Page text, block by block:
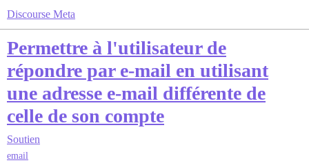
Discourse Meta
Permettre à l'utilisateur de
répondre par e-mail en utilisant
une adresse e-mail différente de
celle de son compte
Soutien
email